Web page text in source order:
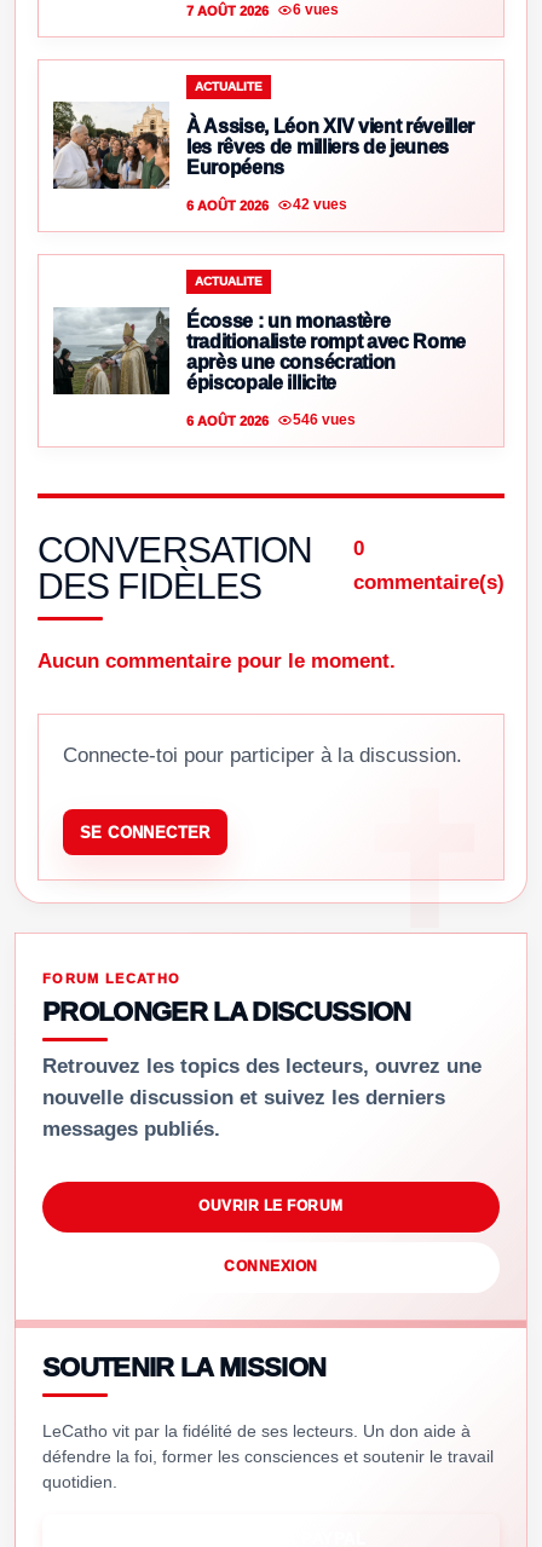
7 AOÛT 2026 6 vues
ACTUALITE
À Assise, Léon XIV vient réveiller
les rêves de milliers de jeunes
Européens
6 AOÛT 2026 42 vues
ACTUALITE
Écosse : un monastère
traditionaliste rompt avec Rome
après une consécration
épiscopale illicite
6 AOÛT 2026 546 vues
CONVERSATION
DES FIDÈLES
0
commentaire(s)
Aucun commentaire pour le moment.
Connecte-toi pour participer à la discussion.
SE CONNECTER
FORUM LECATHO
PROLONGER LA DISCUSSION
Retrouvez les topics des lecteurs, ouvrez une
nouvelle discussion et suivez les derniers
messages publiés.
OUVRIR LE FORUM
CONNEXION
SOUTENIR LA MISSION
LeCatho vit par la fidélité de ses lecteurs. Un don aide à
défendre la foi, former les consciences et soutenir le travail
quotidien.